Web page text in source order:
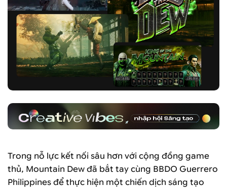
Trong nỗ lực kết nối sâu hơn với cộng đồng game
thủ, Mountain Dew đã bắt tay cùng BBDO Guerrero
Philippines để thực hiện một chiến dịch sáng tạo